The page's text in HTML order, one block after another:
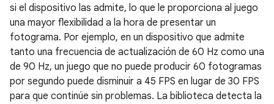
si el dispositivo las admite, lo que le proporciona al juego
una mayor flexibilidad a la hora de presentar un
fotograma. Por ejemplo, en un dispositivo que admite
tanto una frecuencia de actualización de 60 Hz como una
de 90 Hz, un juego que no puede producir 60 fotogramas
por segundo puede disminuir a 45 FPS en lugar de 30 FPS
para que continúe sin problemas. La biblioteca detecta la